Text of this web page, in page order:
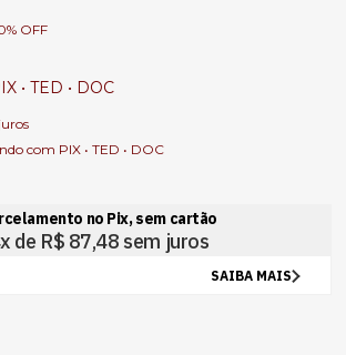
% OFF
• TED • DOC
com PIX • TED • DOC